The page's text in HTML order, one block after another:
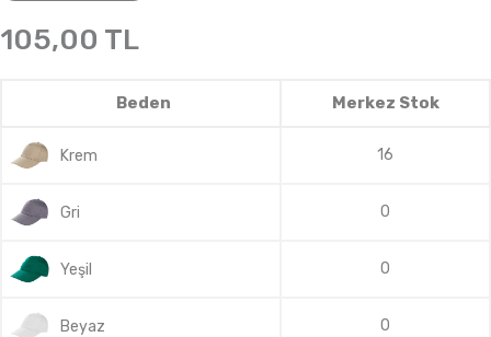
105,00 TL
Beden Merkez Stok
Krem 16
Gri 0
Yeşil 0
Beyaz 0